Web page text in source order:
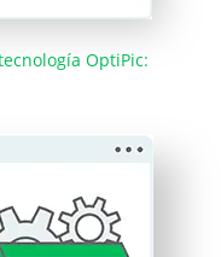
OptiPic: